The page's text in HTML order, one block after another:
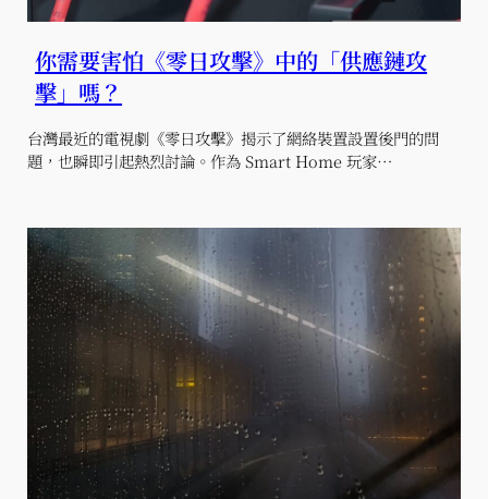
你需要害怕《零日攻擊》中的「供應鏈攻
擊」嗎？
台灣最近的電視劇《零日攻擊》揭示了網絡裝置設置後門的問
題，也瞬即引起熱烈討論。作為 Smart Home 玩家…